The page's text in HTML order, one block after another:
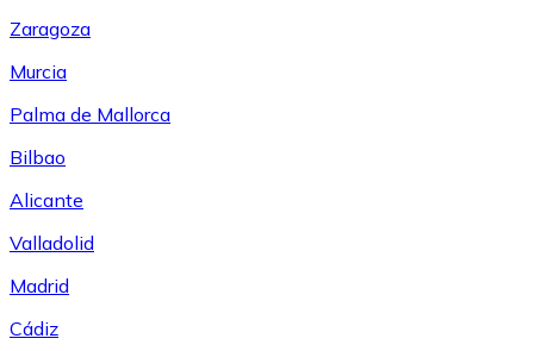
Zaragoza
Murcia
Palma de Mallorca
Bilbao
Alicante
Valladolid
Madrid
Cádiz